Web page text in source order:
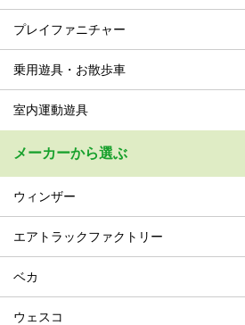
プレイファニチャー
乗用遊具・お散歩車
室内運動遊具
メーカーから選ぶ
ウィンザー
エアトラックファクトリー
ベカ
ウェスコ